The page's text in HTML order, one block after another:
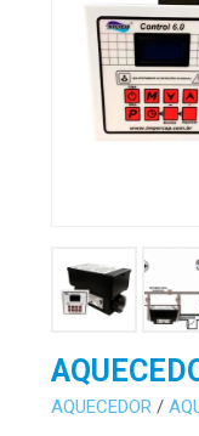
AQUECEDOR/